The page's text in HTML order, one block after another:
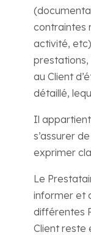
contraintes
activité,
au Client
détaillé,
Il
s’assurer
exprimer
Le
informer et
différentes
Client reste